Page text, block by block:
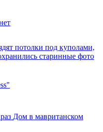
потолки под куполами,
старинные фото
Дом в мавританском